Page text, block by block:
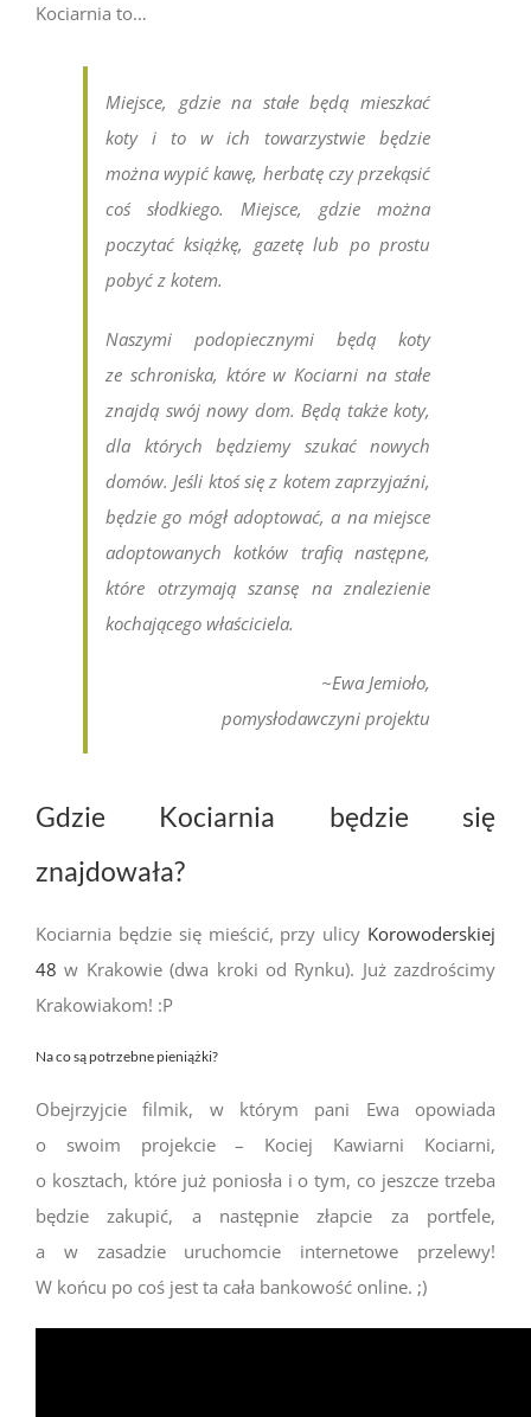
Kociarnia to…
Miejsce, gdzie na stałe będą mieszkać
koty i to w ich towarzystwie będzie
można wypić kawę, herbatę czy przekąsić
coś słodkiego. Miejsce, gdzie można
poczytać książkę, gazetę lub po prostu
pobyć z kotem.
Naszymi podopiecznymi będą koty
ze schroniska, które w Kociarni na stałe
znajdą swój nowy dom. Będą także koty,
dla których będziemy szukać nowych
domów. Jeśli ktoś się z kotem zaprzyjaźni,
będzie go mógł adoptować, a na miejsce
adoptowanych kotków trafią następne,
które otrzymają szansę na znalezienie
kochającego właściciela.
~Ewa Jemioło,
pomysłodawczyni projektu
Gdzie Kociarnia będzie się
znajdowała?
Kociarnia będzie się mieścić, przy ulicy Korowoderskiej
48 w Krakowie (dwa kroki od Rynku). Już zazdrościmy
Krakowiakom! :P
Na co są potrzebne pieniążki?
Obejrzyjcie filmik, w którym pani Ewa opowiada
o swoim projekcie – Kociej Kawiarni Kociarni,
o kosztach, które już poniosła i o tym, co jeszcze trzeba
będzie zakupić, a następnie złapcie za portfele,
a w zasadzie uruchomcie internetowe przelewy!
W końcu po coś jest ta cała bankowość online. ;)